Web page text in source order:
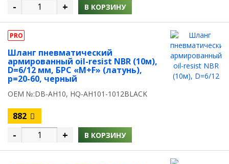
- + В КОРЗИНУ
PRO
Шланг пневматический
армированный oil-resist NBR (10м),
D=6/12 мм, БРС «M+F» (латунь),
p=20-60, черный
OEM №:DB-AH10, HQ-AH101-1012BLACK
882
- + В КОРЗИНУ